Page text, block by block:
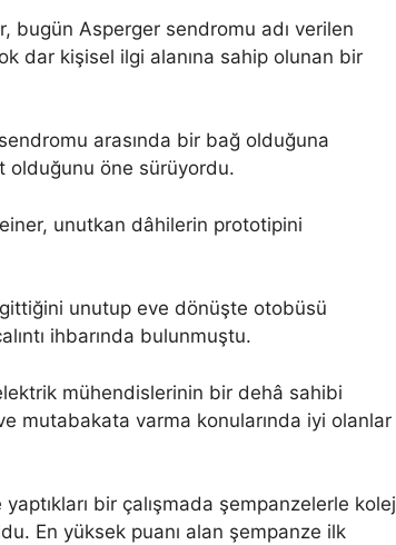
bugün Asperger sendromu adı verilen
dar kişisel ilgi alanına sahip olunan bir
arasında bir bağ olduğuna
olduğunu öne sürüyordu.
unutkan dâhilerin prototipini
unutup eve dönüşte otobüsü
ihbarında bulunmuştu.
mühendislerinin bir dehâ sahibi
mutabakata varma konularında iyi olanlar
yaptıkları bir çalışmada şempanzelerle kolej
En yüksek puanı alan şempanze ilk